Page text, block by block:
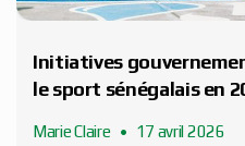
Initiatives
le sport sénégalais en
Marie Claire 17 avril 2026